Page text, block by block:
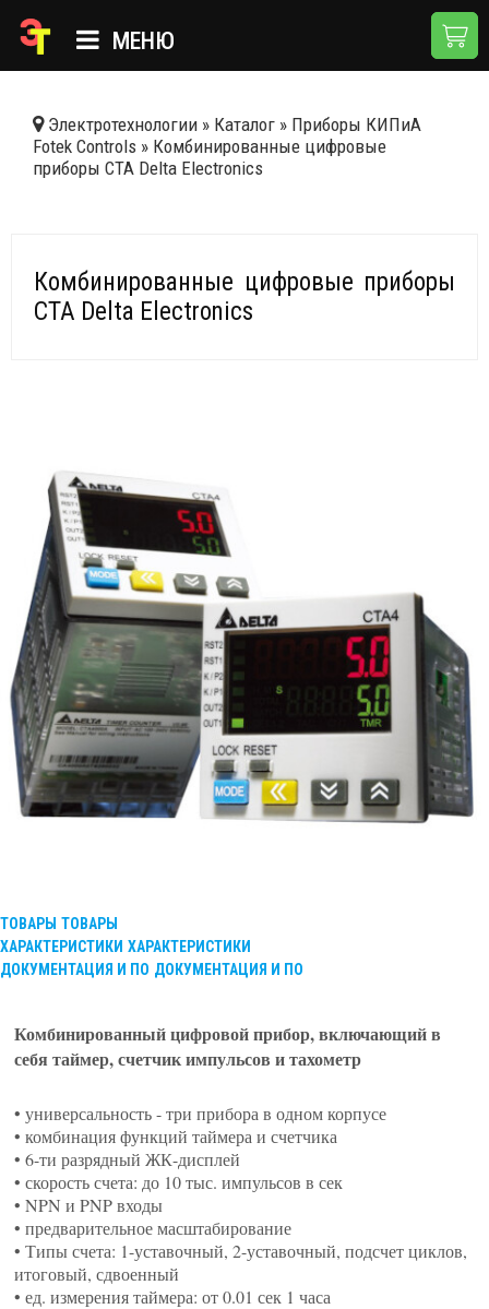
МЕНЮ
КАТАЛОГ
НОВОСТИ
Электротехнологии » Каталог » Приборы КИПиА
Fotek Controls » Комбинированные цифровые
приборы CTA Delta Electronics
Комбинированные цифровые приборы
CTA Delta Electronics
ТОВАРЫ ТОВАРЫ
ХАРАКТЕРИСТИКИ ХАРАКТЕРИСТИКИ
ДОКУМЕНТАЦИЯ И ПО ДОКУМЕНТАЦИЯ И ПО
Комбинированный цифровой прибор, включающий в
себя таймер, счетчик импульсов и тахометр
• универсальность - три прибора в одном корпусе
• комбинация функций таймера и счетчика
• 6-ти разрядный ЖК-дисплей
• скорость счета: до 10 тыс. импульсов в сек
• NPN и PNP входы
• предварительное масштабирование
• Типы счета: 1-уставочный, 2-уставочный, подсчет циклов,
итоговый, сдвоенный
• ед. измерения таймера: от 0.01 сек 1 часа